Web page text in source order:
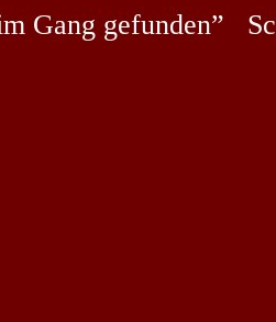
Gang gefunden”